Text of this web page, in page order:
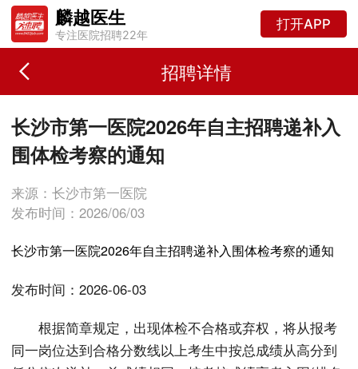
麟越医生
专注医院招聘22年
打开APP
招聘详情
长沙市第一医院2026年自主招聘递补入
围体检考察的通知
来源：长沙市第一医院
发布时间：2026/06/03
长沙市第一医院2026年自主招聘递补入围体检考察的通知
发布时间：2026-06-03
根据简章规定，出现体检不合格或弃权，将从报考
同一岗位达到合格分数线以上考生中按总成绩从高分到